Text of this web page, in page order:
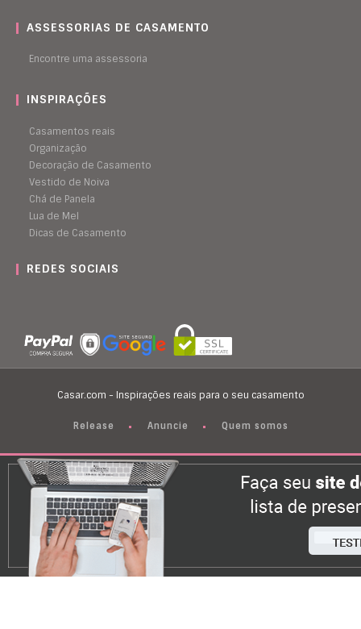
ASSESSORIAS DE CASAMENTO
Encontre uma assessoria
INSPIRAÇÕES
Casamentos reais
Organização
Decoração de Casamento
Vestido de Noiva
Chá de Panela
Lua de Mel
Dicas de Casamento
REDES SOCIAIS
Casar.com - Inspirações reais para o seu casamento
Release Anuncie Quem somos